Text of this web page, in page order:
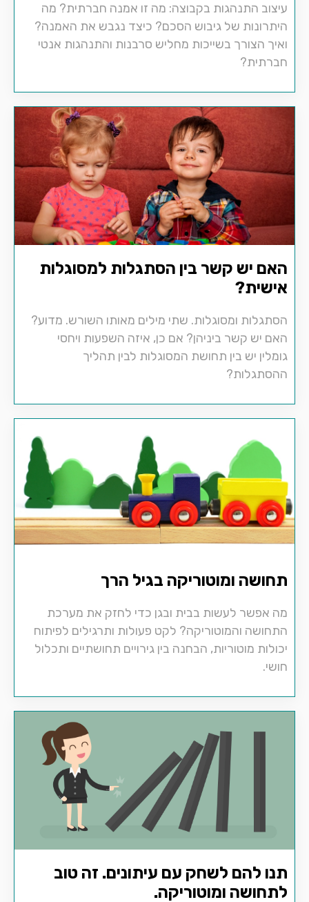
עיצוב התנהגות בקבוצה: מה זו אמנה חברתית? מה
היתרונות של גיבוש הסכם? כיצד נגבש את האמנה?
ואיך הצורך בשייכות מחליש סרבנות והתנהגות אנטי
חברתית?
האם יש קשר בין הסתגלות למסוגלות
אישית?
הסתגלות ומסוגלות. שתי מילים מאותו השורש. מדוע?
האם יש קשר ביניהן? אם כן, איזה השפעות ויחסי
גומלין יש בין תחושת המסוגלות לבין תהליך
ההסתגלות?
תחושה ומוטוריקה בגיל הרך
מה אפשר לעשות בבית ובגן כדי לחזק את מערכת
התחושה והמוטוריקה? לקט פעולות ותרגילים לפיתוח
יכולות מוטוריות, הבחנה בין גירויים תחושתיים ותכלול
חושי.
תנו להם לשחק עם עיתונים. זה טוב
לתחושה ומוטוריקה.